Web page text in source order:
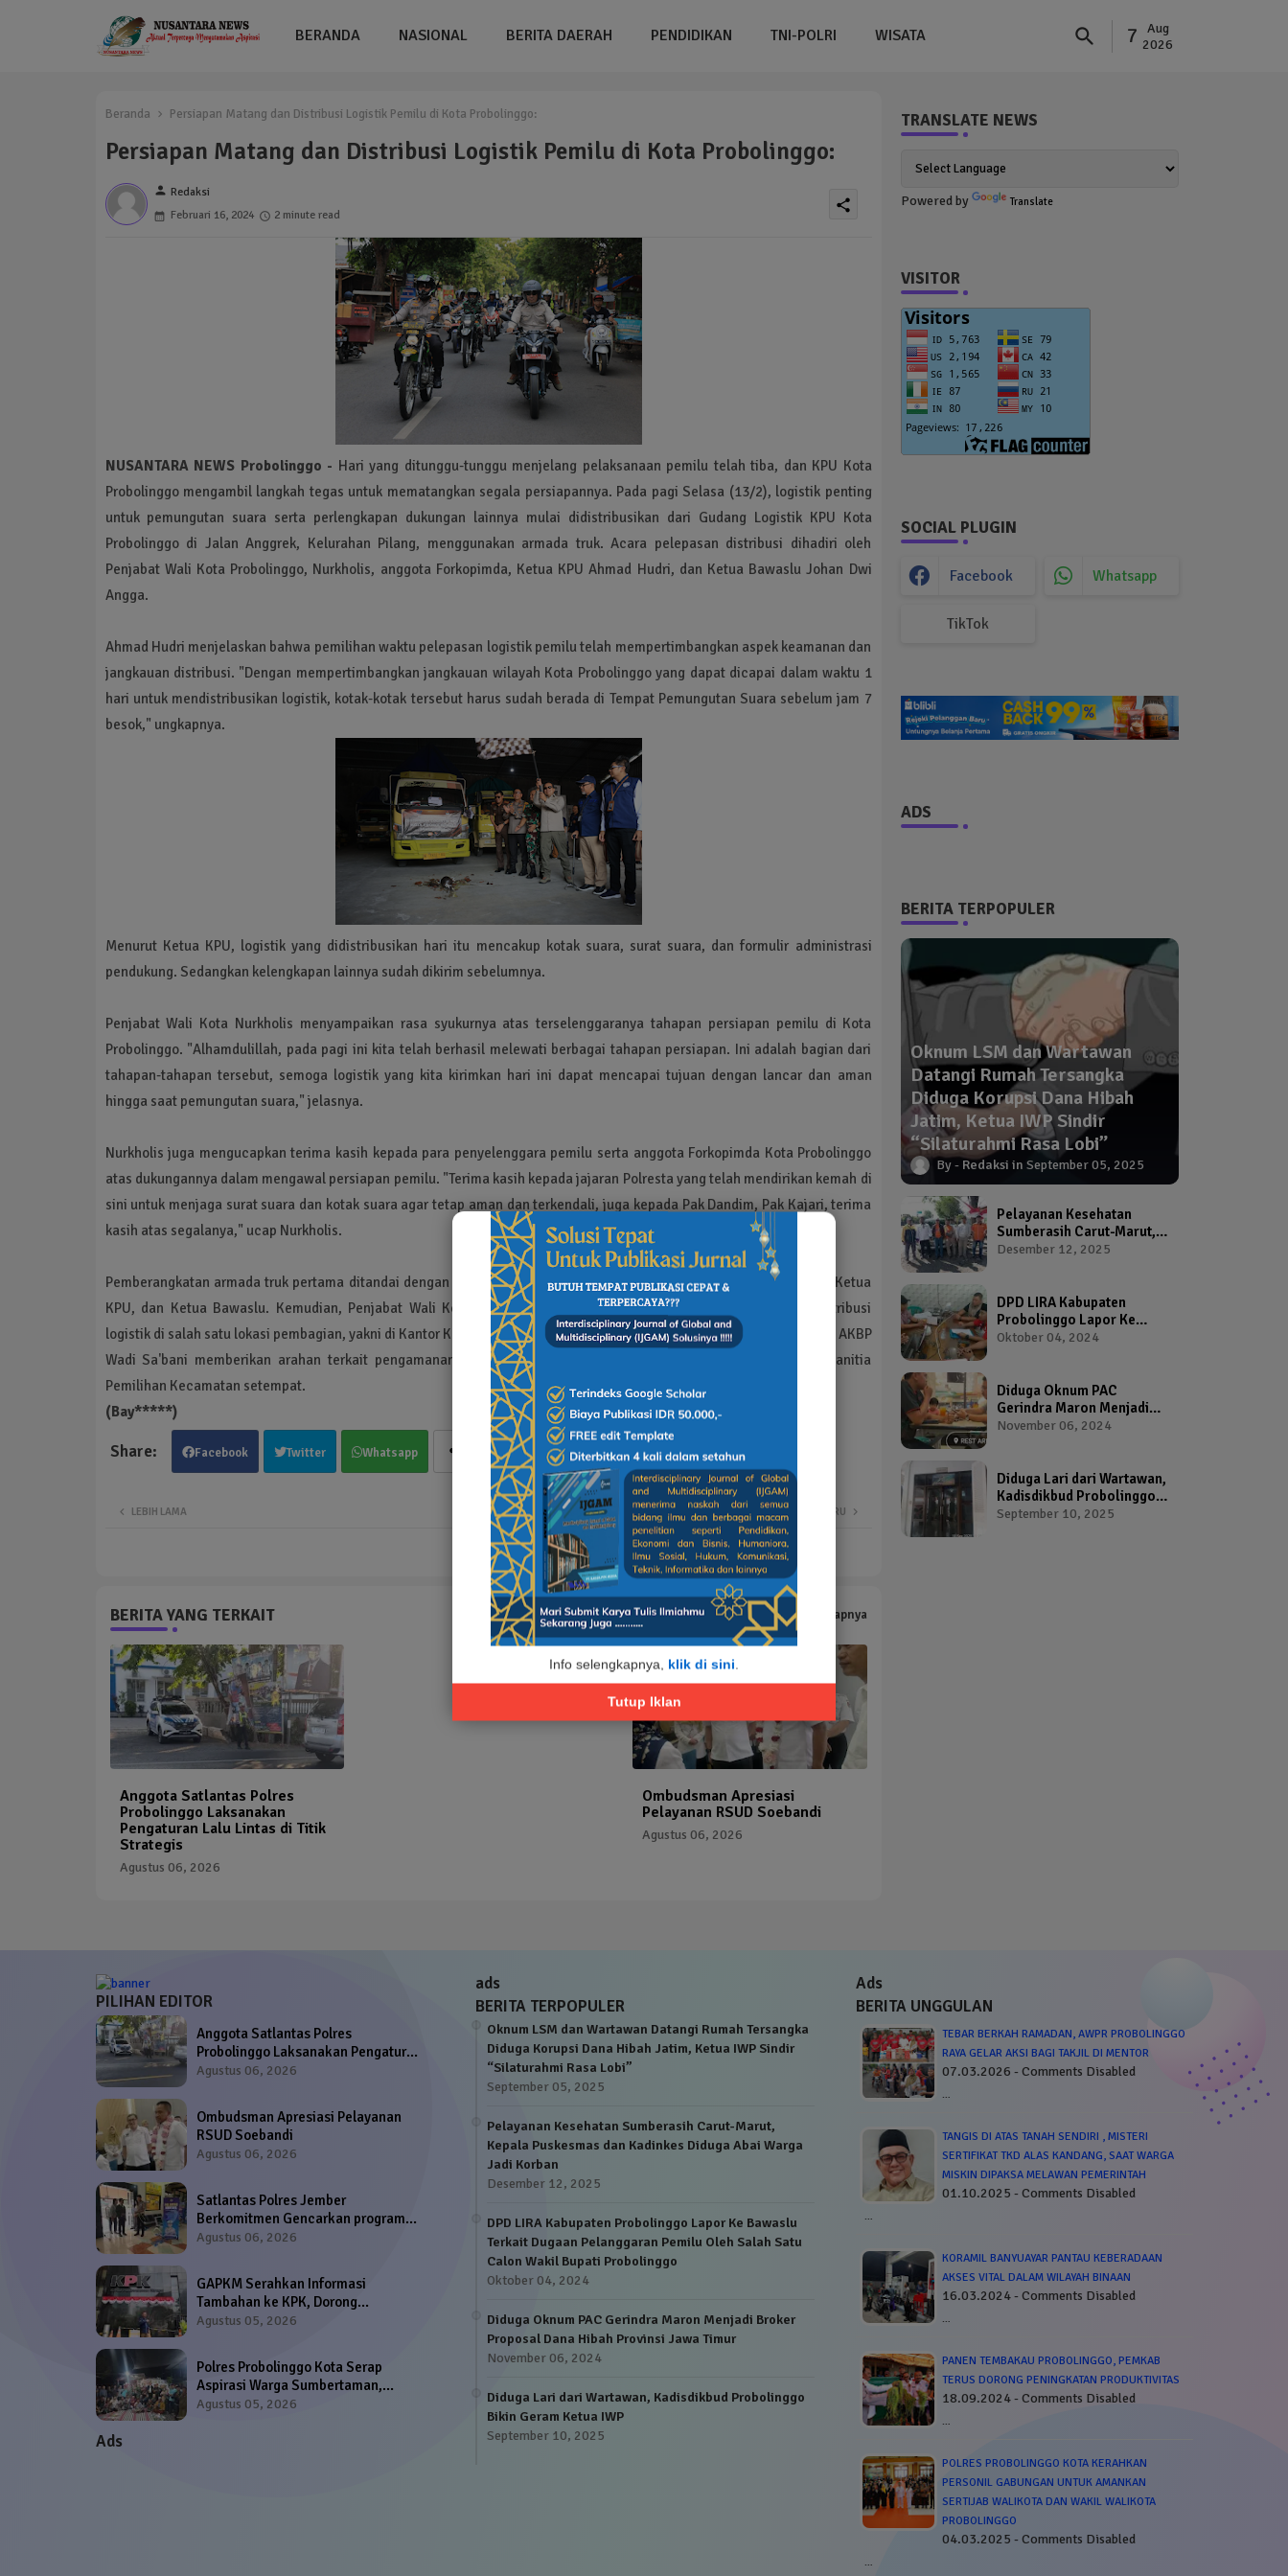
Info selengkapnya, klik di sini.
Tutup Iklan
BERANDA NASIONAL BERITA DAERAH PENDIDIKAN TNI-POLRI WISATA 7
Aug
2026
Beranda Persiapan Matang dan Distribusi Logistik Pemilu di Kota Probolinggo:
Persiapan Matang dan Distribusi Logistik Pemilu di Kota Probolinggo:
person Redaksi
Februari 16, 2024
2 minute read
share
NUSANTARA NEWS Probolinggo - Hari yang ditunggu-tunggu menjelang pelaksanaan pemilu telah tiba, dan KPU Kota
Probolinggo mengambil langkah tegas untuk mematangkan segala persiapannya. Pada pagi Selasa (13/2), logistik penting
untuk pemungutan suara serta perlengkapan dukungan lainnya mulai didistribusikan dari Gudang Logistik KPU Kota
Probolinggo di Jalan Anggrek, Kelurahan Pilang, menggunakan armada truk. Acara pelepasan distribusi dihadiri oleh
Penjabat Wali Kota Probolinggo, Nurkholis, anggota Forkopimda, Ketua KPU Ahmad Hudri, dan Ketua Bawaslu Johan Dwi
Angga.
Ahmad Hudri menjelaskan bahwa pemilihan waktu pelepasan logistik pemilu telah mempertimbangkan aspek keamanan dan
jangkauan distribusi. "Dengan mempertimbangkan jangkauan wilayah Kota Probolinggo yang dapat dicapai dalam waktu 1
hari untuk mendistribusikan logistik, kotak-kotak tersebut harus sudah berada di Tempat Pemungutan Suara sebelum jam 7
besok," ungkapnya.
Menurut Ketua KPU, logistik yang didistribusikan hari itu mencakup kotak suara, surat suara, dan formulir administrasi
pendukung. Sedangkan kelengkapan lainnya sudah dikirim sebelumnya.
Penjabat Wali Kota Nurkholis menyampaikan rasa syukurnya atas terselenggaranya tahapan persiapan pemilu di Kota
Probolinggo. "Alhamdulillah, pada pagi ini kita telah berhasil melewati berbagai tahapan persiapan. Ini adalah bagian dari
tahapan-tahapan tersebut, semoga logistik yang kita kirimkan hari ini dapat mencapai tujuan dengan lancar dan aman
hingga saat pemungutan suara," jelasnya.
Nurkholis juga mengucapkan terima kasih kepada para penyelenggara pemilu serta anggota Forkopimda Kota Probolinggo
atas dukungannya dalam mengawal persiapan pemilu. "Terima kasih kepada jajaran Polresta yang telah mendirikan kemah di
sini untuk menjaga surat suara dan kotak suara agar tetap aman dan terkendali, juga kepada Pak Dandim, Pak Kajari, terima
kasih atas segalanya," ucap Nurkholis.
Pemberangkatan armada truk pertama ditandai dengan prosesi potong tumpeng serta pecah kendi oleh Forkopimda, Ketua
KPU, dan Ketua Bawaslu. Kemudian, Penjabat Wali Kota Nurkholis bersama anggota Forkopimda mengawasi distribusi
logistik di salah satu lokasi pembagian, yakni di Kantor Kecamatan Wonoasih, menggunakan motor. Di sana, Kapolresta AKBP
Wadi Sa'bani memberikan arahan terkait pengamanan dalam proses serah terima logistik pemilu kepada para Panitia
Pemilihan Kecamatan setempat.
(Bay*****)
Facebook Twitter Whatsapp
LEBIH BARU
LEBIH LAMA
BERITA YANG TERKAIT Tampilkan selengkapnya
Anggota Satlantas Polres
Probolinggo Laksanakan
Pengaturan Lalu Lintas di Titik
Strategis
Agustus 06, 2026
Ombudsman Apresiasi
Pelayanan RSUD Soebandi
Agustus 06, 2026
TRANSLATE NEWS
Powered by Translate
VISITOR
SOCIAL PLUGIN
Facebook Whatsapp
TikTok
ADS
BERITA TERPOPULER
Oknum LSM dan Wartawan
Datangi Rumah Tersangka
Diduga Korupsi Dana Hibah
Jatim, Ketua IWP Sindir
“Silaturahmi Rasa Lobi”
Redaksi September 05, 2025
Pelayanan Kesehatan
Sumberasih Carut-Marut,
Kepala Puskesmas dan
Desember 12, 2025
DPD LIRA Kabupaten
Probolinggo Lapor Ke
Bawaslu Terkait Dugaan
Bupati Probolinggo
Oktober 04, 2024
Diduga Oknum PAC
Gerindra Maron Menjadi
Broker Proposal Dana
November 06, 2024
Diduga Lari dari Wartawan,
Kadisdikbud Probolinggo
Bikin Geram Ketua IWP
September 10, 2025
PILIHAN EDITOR
Anggota Satlantas Polres
Probolinggo Laksanakan Pengaturan
Lalu Lintas di Titik Strategis
Agustus 06, 2026
Ombudsman Apresiasi Pelayanan
RSUD Soebandi
Agustus 06, 2026
Satlantas Polres Jember
Berkomitmen Gencarkan program
'Polantas Menyapa' di Samsat dan
Agustus 06, 2026
GAPKM Serahkan Informasi
Tambahan ke KPK, Dorong
Pendalaman Dugaan TPPU dan KWI
Penuhi Syarat Hukum
Agustus 05, 2026
Polres Probolinggo Kota Serap
Aspirasi Warga Sumbertaman,
Perkuat Sinergi Jaga Keamanan
Agustus 05, 2026
Ads
ads
BERITA TERPOPULER
Oknum LSM dan Wartawan Datangi Rumah Tersangka
Diduga Korupsi Dana Hibah Jatim, Ketua IWP Sindir
“Silaturahmi Rasa Lobi”
September 05, 2025
Pelayanan Kesehatan Sumberasih Carut-Marut,
Kepala Puskesmas dan Kadinkes Diduga Abai Warga
Jadi Korban
Desember 12, 2025
DPD LIRA Kabupaten Probolinggo Lapor Ke Bawaslu
Terkait Dugaan Pelanggaran Pemilu Oleh Salah Satu
Calon Wakil Bupati Probolinggo
Oktober 04, 2024
Diduga Oknum PAC Gerindra Maron Menjadi Broker
Proposal Dana Hibah Provinsi Jawa Timur
November 06, 2024
Diduga Lari dari Wartawan, Kadisdikbud Probolinggo
Bikin Geram Ketua IWP
September 10, 2025
Ads
BERITA UNGGULAN
TEBAR BERKAH RAMADAN, AWPR PROBOLINGGO
RAYA GELAR AKSI BAGI TAKJIL DI MENTOR
07.03.2026 - Comments Disabled
…
TANGIS DI ATAS TANAH SENDIRI , MISTERI
SERTIFIKAT TKD ALAS KANDANG, SAAT WARGA
MISKIN DIPAKSA MELAWAN PEMERINTAH
01.10.2025 - Comments Disabled
…
KORAMIL BANYUAYAR PANTAU KEBERADAAN
AKSES VITAL DALAM WILAYAH BINAAN
16.03.2024 - Comments Disabled
…
PANEN TEMBAKAU PROBOLINGGO, PEMKAB
TERUS DORONG PENINGKATAN PRODUKTIVITAS
18.09.2024 - Comments Disabled
…
POLRES PROBOLINGGO KOTA KERAHKAN
PERSONIL GABUNGAN UNTUK AMANKAN
SERTIJAB WALIKOTA DAN WAKIL WALIKOTA
PROBOLINGGO
04.03.2025 - Comments Disabled
…